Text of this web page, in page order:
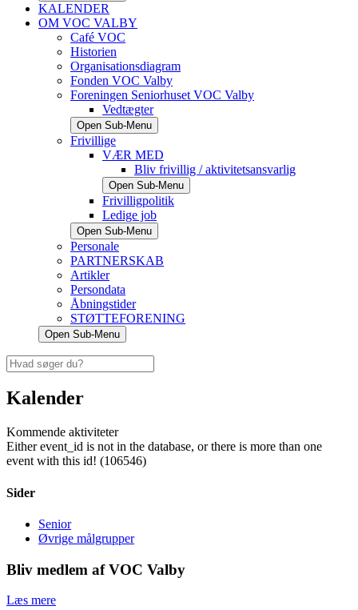
KALENDER
OM VOC VALBY
Café VOC
Historien
Organisationsdiagram
Fonden VOC Valby
Foreningen Seniorhuset VOC Valby
Vedtægter
Open Sub-Menu
Frivillige
VÆR MED
Bliv frivillig / aktivitetsansvarlig
Open Sub-Menu
Frivilligpolitik
Ledige job
Open Sub-Menu
Personale
PARTNERSKAB
Artikler
Persondata
Åbningstider
STØTTEFORENING
Open Sub-Menu
Kalender
Kommende aktiviteter
Either event_id is not in the database, or there is more than one
event with this id! (106546)
Sider
Senior
Øvrige målgrupper
Bliv medlem af VOC Valby
Læs mere